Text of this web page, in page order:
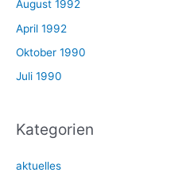
August 1992
April 1992
Oktober 1990
Juli 1990
Kategorien
aktuelles